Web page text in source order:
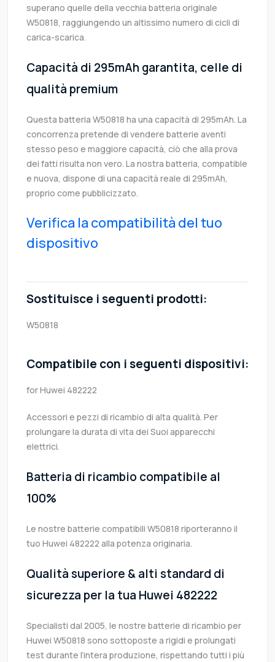
superano quelle della vecchia batteria originale
W50818, raggiungendo un altissimo numero di cicli di
carica-scarica.
Capacità di 295mAh garantita, celle di
qualità premium
Questa batteria W50818 ha una capacità di 295mAh. La
concorrenza pretende di vendere batterie aventi
stesso peso e maggiore capacità, ciò che alla prova
dei fatti risulta non vero. La nostra batteria, compatible
e nuova, dispone di una capacità reale di 295mAh,
proprio come pubblicizzato.
Verifica la compatibilità del tuo
dispositivo
Sostituisce i seguenti prodotti:
W50818
Compatibile con i seguenti dispositivi:
for Huwei 482222
Accessori e pezzi di ricambio di alta qualità. Per
prolungare la durata di vita dei Suoi apparecchi
elettrici.
Batteria di ricambio compatibile al
100%
Le nostre batterie compatibili W50818 riporteranno il
tuo Huwei 482222 alla potenza originaria.
Qualità superiore & alti standard di
sicurezza per la tua Huwei 482222
Specialisti dal 2005, le nostre batterie di ricambio per
Huwei W50818 sono sottoposte a rigidi e prolungati
test durante l’intera produzione, rispettando tutti i più